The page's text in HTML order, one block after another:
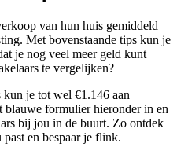
van hun huis gemiddeld
Met bovenstaande tips kun je
je nog veel meer geld kunt
te vergelijken?
je tot wel €1.146 aan
blauwe formulier hieronder in en
bij jou in de buurt. Zo ontdek
en bespaar je flink.